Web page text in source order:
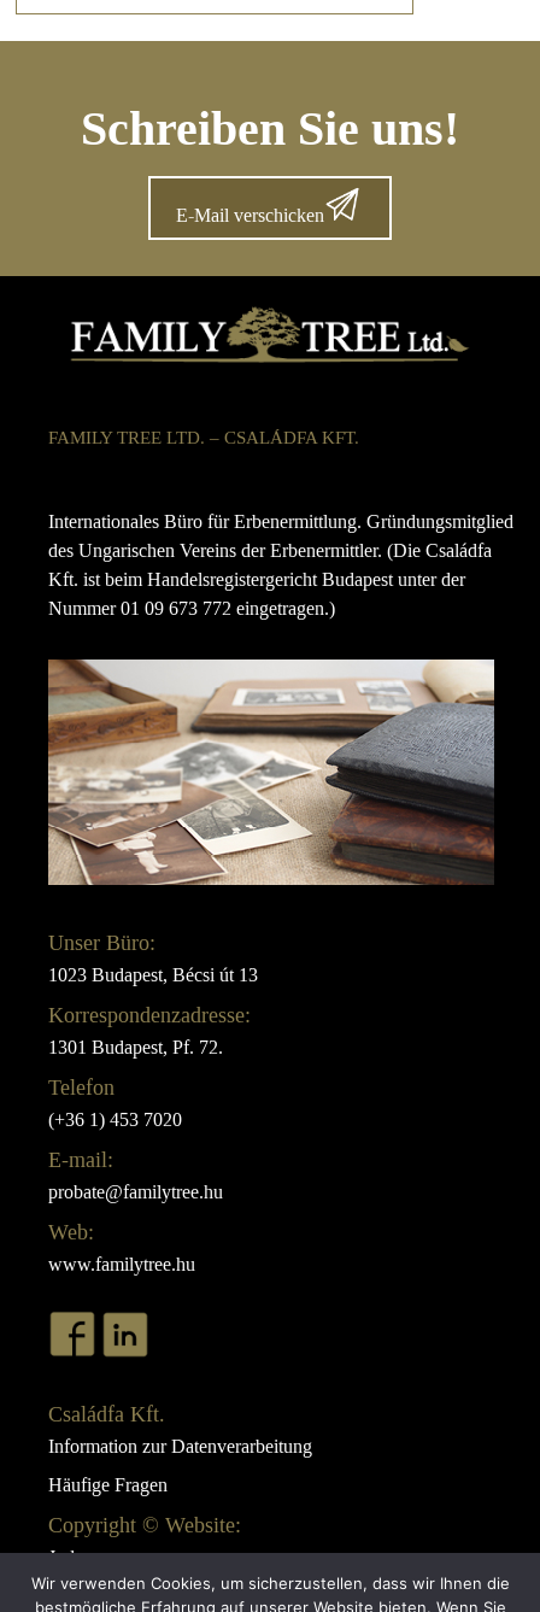
Schreiben Sie uns!
E-Mail verschicken
FAMILY TREE LTD. – CSALÁDFA KFT.
Internationales Büro für Erbenermittlung. Gründungsmitglied
des Ungarischen Vereins der Erbenermittler. (Die Családfa
Kft. ist beim Handelsregistergericht Budapest unter der
Nummer 01 09 673 772 eingetragen.)
Unser Büro:
1023 Budapest, Bécsi út 13
Korrespondenzadresse:
1301 Budapest, Pf. 72.
Telefon
(+36 1) 453 7020
E-mail:
probate@familytree.hu
Web:
www.familytree.hu
Családfa Kft.
Information zur Datenverarbeitung
Häufige Fragen
Copyright © Website:
Juda
Webdesign:
Wir verwenden Cookies, um sicherzustellen, dass wir Ihnen die
bestmögliche Erfahrung auf unserer Website bieten. Wenn Sie